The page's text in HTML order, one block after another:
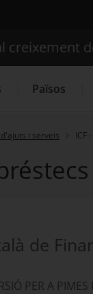
creixement
Països
i serveis ICF
de
PER A